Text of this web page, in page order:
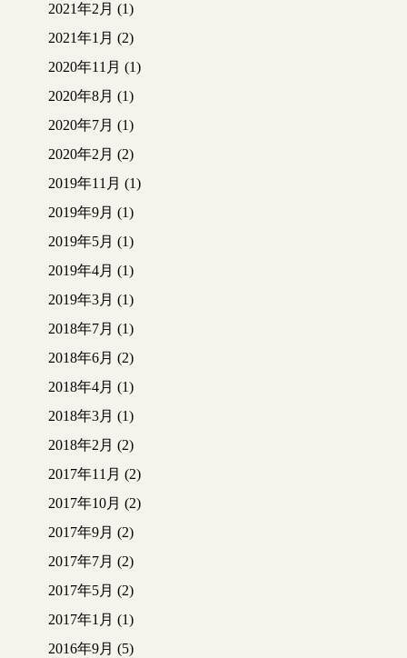
廊下同じ白のクロス
でも質とデザインでか
なり雰囲気が変わりま
す（新しいレンガ調の
クロス…可愛いです
トイレ
洋間
洋間玄関
最後まで見て頂きあり
(人”▽｀)
2021年2月 (1)
2021年1月 (2)
2020年11月 (1)
2020年8月 (1)
2020年7月 (1)
2020年2月 (2)
2019年11月 (1)
2019年9月 (1)
2019年5月 (1)
2019年4月 (1)
2019年3月 (1)
2018年7月 (1)
2018年6月 (2)
2018年4月 (1)
2018年3月 (1)
2018年2月 (2)
2017年11月 (2)
2017年10月 (2)
2017年9月 (2)
2017年7月 (2)
2017年5月 (2)
2017年1月 (1)
2016年9月 (5)